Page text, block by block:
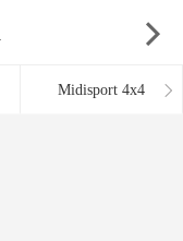
Midisport 4x4